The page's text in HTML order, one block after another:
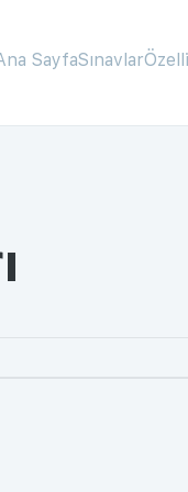
SayfaSınavlar